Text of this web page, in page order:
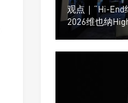
观点｜“Hi-End
2026维也纳
Trinnov Audio